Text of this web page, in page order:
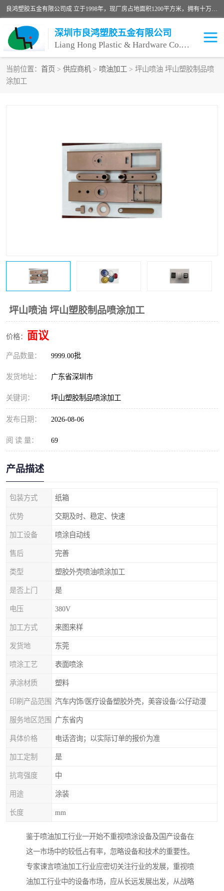
良鸿塑胶五金有限公司成 立于1998年，现厂房占地面积1200平方米，拥有十万级无尘车间，自动喷涂线1条，手动喷涂线2条，丝印移印滚印烫印拉线1条，本公司自建厂以来一直 以“顾客、品质、服务三个第一”为原则，从来货到处理、喷漆、烘烤、品检、包装等每一道工序都严格把持质量关，竭诚为广大朋友、客户服务。现如今已深得广 大客户信赖。
深圳市良鸿塑胶五金有限公司
Liang Hong Plastic & Hardware Co. Ltd
当前位置： 首页 > 供应商机 > 喷油加工 > 坪山喷油 坪山塑胶制品喷
涂加工
坪山喷油 坪山塑胶制品喷涂加工
价格： 面议
产品数量： 9999.00批
发货地址： 广东省深圳市
关键词： 坪山塑胶制品喷涂加工
发布日期： 2026-08-06
阅 读 量： 69
产品描述
包装方式 纸箱
优势 交期及时、稳定、快速
加工设备 喷涂自动线
售后 完善
类型 塑胶外壳喷油喷涂加工
是否上门 是
电压 380V
加工方式 来图来样
发货地 东莞
喷涂工艺 表面喷涂
承涂材质 塑料
印刷产品范围 汽车内饰/医疗设备塑胶外壳，美容设备/公仔动漫
服务地区范围 广东省内
具体价格 电话咨询；以实际订单的报价为准
加工定制 是
抗弯强度 中
用途 涂装
长度 mm
鉴于喷油加工行业一开始不重视喷涂设备及国产设备在
这一市场中的较低占有率，忽略设备和技术的重要性。
专家谏言喷油加工行业应密切关注行业的发展，重视喷
油加工行业中的设备市场，应从长远发展出发，从战略
喷油加工